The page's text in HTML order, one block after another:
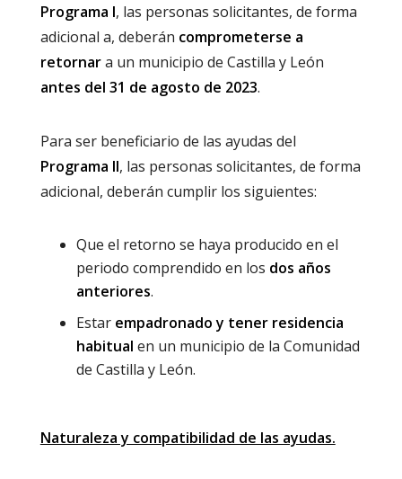
Programa I, las personas solicitantes, de forma
adicional a, deberán comprometerse a
retornara un municipio de Castilla y León
antes del 31 de agosto de 2023.
Para ser beneficiario de las ayudas del
Programa II, las personas solicitantes, de forma
adicional, deberán cumplir los siguientes:
Que el retorno se haya producido en el
periodo comprendido en los dos años
anteriores.
Estar empadronado y tener residencia
habitual en un municipio de la Comunidad
de Castilla y León.
Naturaleza y compatibilidad de las ayudas.